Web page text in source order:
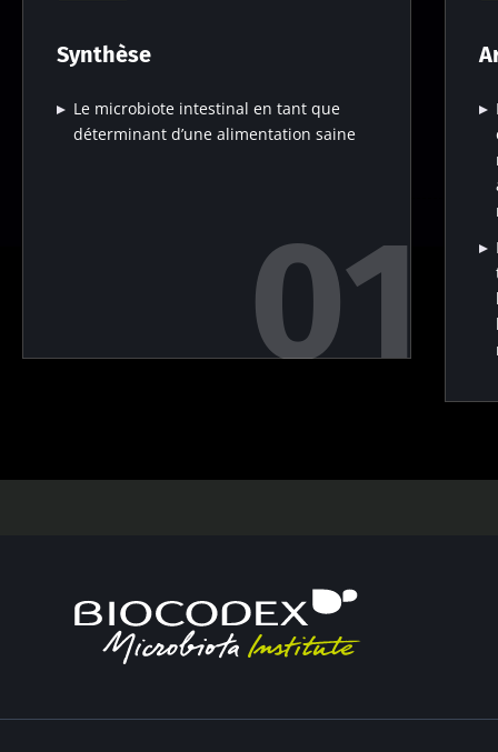
Synthèse
Le microbiote intestinal en tant que
déterminant d’une alimentation saine